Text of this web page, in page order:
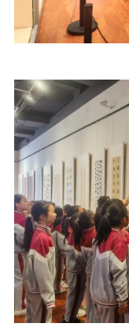
文化交流
紫金文化艺术节
文明创建
思想政治教育